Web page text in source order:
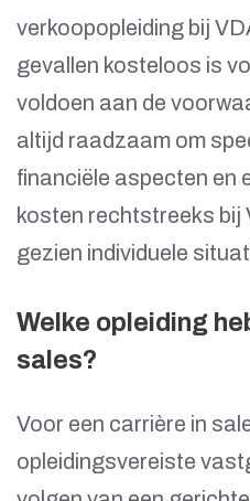
verkoopopleiding bij
gevallen kosteloos is
voldoen aan de
altijd raadzaam om
financiële aspecten en
kosten rechtstreeks bij
gezien individuele
Welke opleiding
sales?
Voor een carrière in
opleidingsvereiste